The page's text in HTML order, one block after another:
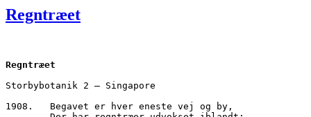
Regntræet
Regntræet
Storbybotanik 2 – Singapore
1908.	Begavet er hver eneste vej og by,